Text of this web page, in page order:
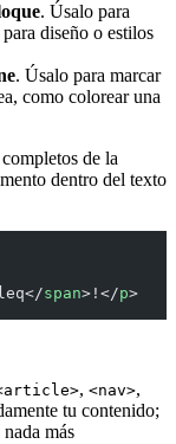
. Úsalo para
diseño o estilos
. Úsalo para marcar
como colorear una
de la
dentro del texto
span>!</p>
, <nav>,
tu contenido;
más